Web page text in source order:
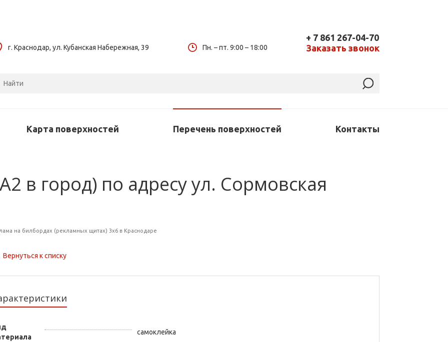
г. Краснодар, ул. Кубанская Набережная, 39 Пн. – пт. 9:00 – 18:00
+ 7 861 267-04-70
Заказать звонок
Карта поверхностей Перечень поверхностей Контакты
в город) по адресу ул. Сормовская
на билбордах (рекламных щитах) 3х6 в Краснодаре
Вернуться к списку
самоклейка